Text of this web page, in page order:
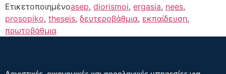
Ετικετοποιημένοasep, diorismoi, ergasia, nees,
prosopiko, theseis, δευτεροβάθμια, εκπαίδευση,
πρωτοβάθμια